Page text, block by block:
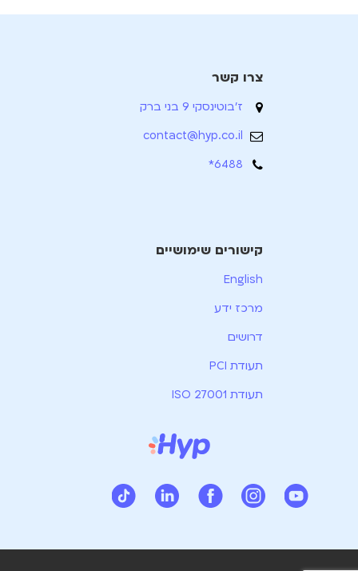
צרו קשר
ז'בוטינסקי 9 בני ברק
contact@hyp.co.il
6488*
קישורים שימושיים
English
מרכז ידע
דרושים
תעודת PCI
תעודת ISO 27001